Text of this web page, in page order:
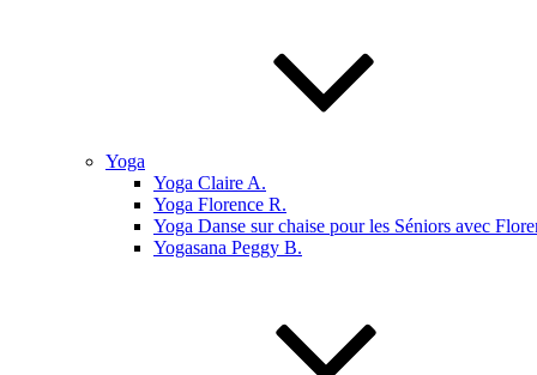
Yoga
Yoga Claire A.
Yoga Florence R.
Yoga Danse sur chaise pour les Séniors avec
Yogasana Peggy B.